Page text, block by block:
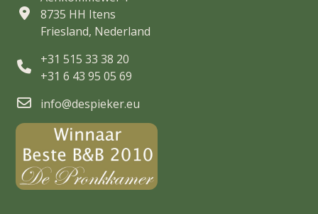
8735 HH Itens
Friesland, Nederland
+31 515 33 38 20
+31 6 43 95 05 69
info@despieker.eu